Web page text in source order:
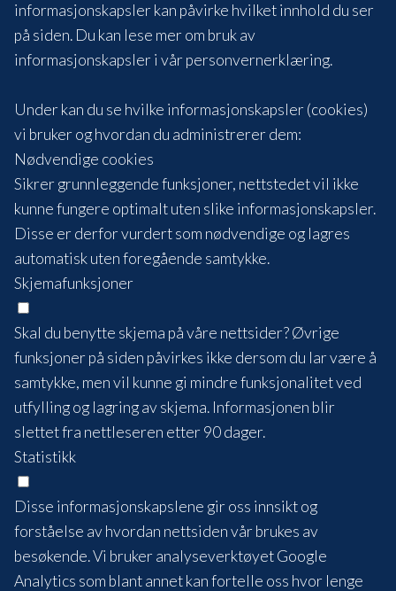
informasjonskapsler kan påvirke hvilket innhold du ser
på siden. Du kan lese mer om bruk av
informasjonskapsler i vår personvernerklæring.
Under kan du se hvilke informasjonskapsler (cookies)
vi bruker og hvordan du administrerer dem:
Nødvendige cookies
Sikrer grunnleggende funksjoner, nettstedet vil ikke
kunne fungere optimalt uten slike informasjonskapsler.
Disse er derfor vurdert som nødvendige og lagres
automatisk uten foregående samtykke.
Skjemafunksjoner
Skal du benytte skjema på våre nettsider? Øvrige
funksjoner på siden påvirkes ikke dersom du lar være å
samtykke, men vil kunne gi mindre funksjonalitet ved
utfylling og lagring av skjema. Informasjonen blir
slettet fra nettleseren etter 90 dager.
Statistikk
Disse informasjonskapslene gir oss innsikt og
forståelse av hvordan nettsiden vår brukes av
besøkende. Vi bruker analyseverktøyet Google
Analytics som blant annet kan fortelle oss hvor lenge